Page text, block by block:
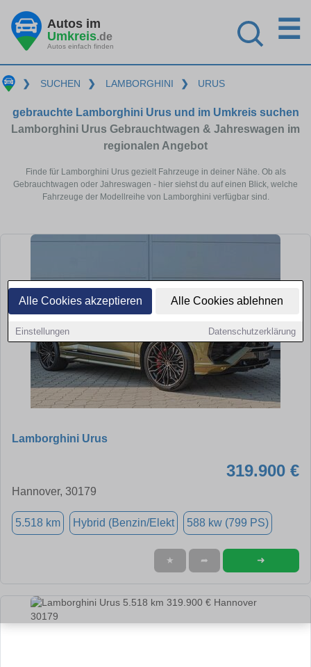
Alle Cookies akzeptieren Alle Cookies ablehnen
Einstellungen Datenschutzerklärung
Autos im
Umkreis.de
Autos einfach finden
☰
❯ SUCHEN ❯ LAMBORGHINI ❯ URUS
gebrauchte Lamborghini Urus und im Umkreis suchen
Lamborghini Urus Gebrauchtwagen & Jahreswagen im
regionalen Angebot
Finde für Lamborghini Urus gezielt Fahrzeuge in deiner Nähe. Ob als
Gebrauchtwagen oder Jahreswagen - hier siehst du auf einen Blick, welche
Fahrzeuge der Modellreihe von Lamborghini verfügbar sind.
Lamborghini Urus
319.900 €
Hannover, 30179
5.518 km Hybrid (Benzin/Elekt 588 kw (799 PS)
★ ➦ ➜